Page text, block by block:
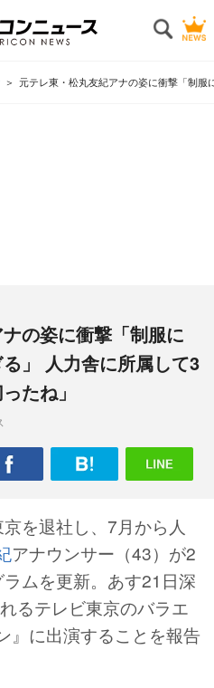
元テレ東・松丸友紀アナの姿に衝撃「制
の姿に衝撃「制服に
」 人力舎に所属して3
たね」
を退社し、7月から人
アナウンサー（43）が2
ムを更新。あす21日深
るテレビ東京のバラエ
』に出演することを報告